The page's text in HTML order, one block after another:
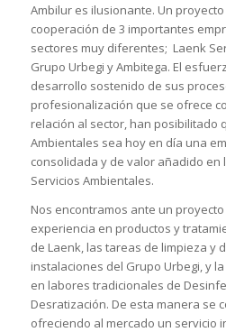
Ambilur es ilusionante. Un
cooperación de 3 importantes
sectores muy diferentes; Laenk
Grupo Urbegi y Ambitega. El
desarrollo sostenido de sus
profesionalización que se ofrece
relación al sector, han posibilitado
Ambientales sea hoy en día una
consolidada y de valor añadido en
Servicios Ambientales.
Nos encontramos ante un
experiencia en productos y
de Laenk, las tareas de limpieza y
instalaciones del Grupo Urbegi, y
en labores tradicionales de
Desratización. De esta manera se
ofreciendo al mercado un servicio